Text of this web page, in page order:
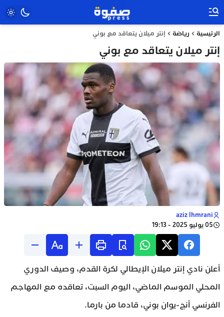
الرئيسية رياضة إنتر ميلان يتعاقد مع بوني
إنتر ميلان يتعاقد مع بوني
aziz lhmrani
05 يوليو 2025 - 19:13
أعلن نادي إنتر ميلان الإيطالي لكرة القدم، وصيف الدوري
المحلي الموسم الماضي، اليوم السبت، تعاقده مع المهاجم
الفرنسي أنج-يوان بوني، قادما من بارما.